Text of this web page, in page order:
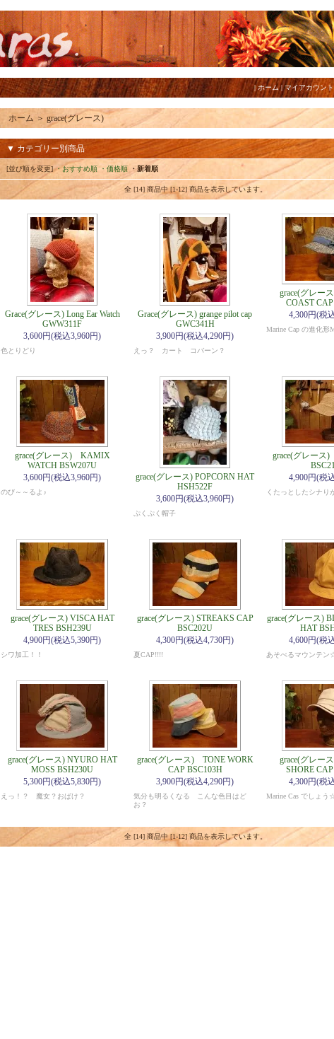
|ホーム|マイアカウント
ホーム ＞ grace(グレース)
▼ カテゴリー別商品
[並び順を変更]・おすすめ順 ・価格順 ・新着順
全 [14] 商品中 [1-12] 商品を表示しています。
Grace(グレース) Long Ear Watch
GWW311F
3,600円(税込3,960円)
色とりどり
Grace(グレース) grange pilot cap
GWC341H
3,900円(税込4,290円)
えっ？ カート コバーン？
grace(グレー
COAST
4,300円(税
Marine Cap の進化形
grace(グレース) KAMIX
WATCH BSW207U
3,600円(税込3,960円)
のび～～るよ♪
grace(グレース) POPCORN HAT
HSH522F
3,600円(税込3,960円)
ぷくぷく帽子
grace(グレー
4,900円(税
くたっとしたシナり
grace(グレース) VISCA HAT
TRES BSH239U
4,900円(税込5,390円)
シワ加工！！
grace(グレース) STREAKS CAP
BSC202U
4,300円(税込4,730円)
夏CAP!!!!
grace(グレース)
HAT
4,600円(税
あそべるマウンテン
grace(グレース) NYURO HAT
MOSS BSH230U
5,300円(税込5,830円)
えっ！？ 魔女？おばけ？
grace(グレース) TONE WORK
CAP BSC103H
3,900円(税込4,290円)
気分も明るくなる こんな色目はど
お？
grace(グレー
SHORE
4,300円(税
Marine Cas でしょう
全 [14] 商品中 [1-12] 商品を表示しています。